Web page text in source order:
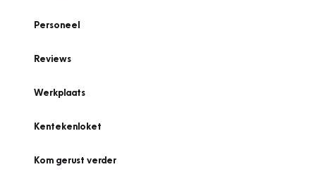
Personeel
Reviews
Werkplaats
Kentekenloket
Kom gerust verder